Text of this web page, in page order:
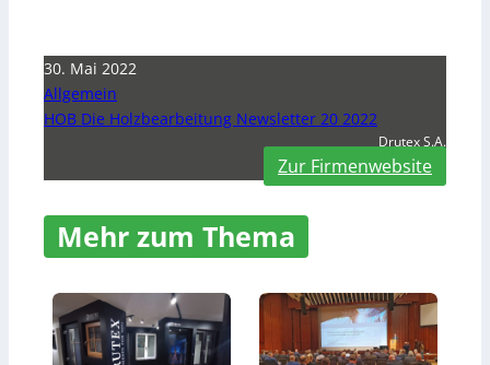
30. Mai 2022
Allgemein
HOB Die Holzbearbeitung Newsletter 20 2022
Drutex S.A.
Zur Firmenwebsite
Mehr zum Thema